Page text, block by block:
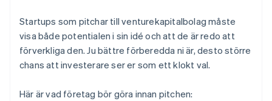
Startups som pitchar till venturekapitalbolag måste
visa både potentialen i sin idé och att de är redo att
förverkliga den. Ju bättre förberedda ni är, desto större
chans att investerare ser er som ett klokt val.
Här är vad företag bör göra innan pitchen: